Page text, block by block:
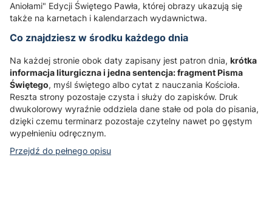
Aniołami" Edycji Świętego Pawła, której obrazy ukazują się
także na karnetach i kalendarzach wydawnictwa.
Co znajdziesz w środku każdego dnia
Na każdej stronie obok daty zapisany jest patron dnia, krótka
informacja liturgiczna i jedna sentencja: fragment Pisma
Świętego, myśl świętego albo cytat z nauczania Kościoła.
Reszta strony pozostaje czysta i służy do zapisków. Druk
dwukolorowy wyraźnie oddziela dane stałe od pola do pisania,
dzięki czemu terminarz pozostaje czytelny nawet po gęstym
wypełnieniu odręcznym.
Przejdź do pełnego opisu